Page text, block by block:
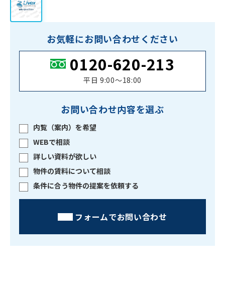
お気軽にお問い合わせください
0120-620-213
平日 9:00〜18:00
お問い合わせ内容を選ぶ
内覧（案内）を希望
WEBで相談
詳しい資料が欲しい
物件の賃料について相談
条件に合う物件の提案を依頼する
フォームでお問い合わせ